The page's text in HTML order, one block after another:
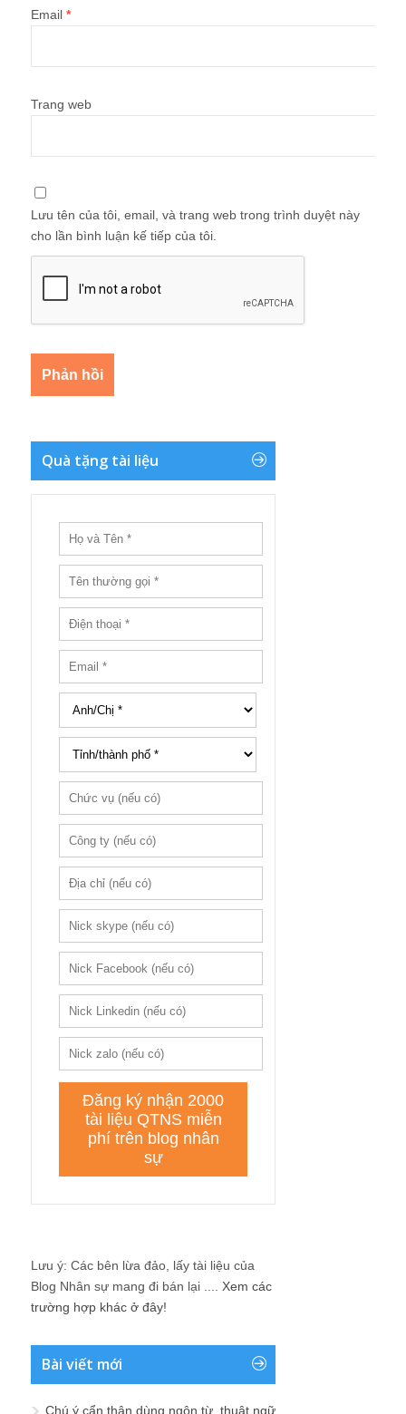
Email *
Trang web
Lưu tên của tôi, email, và trang web trong trình duyệt này
cho lần bình luận kế tiếp của tôi.
Quà tặng tài liệu
Lưu ý: Các bên lừa đảo, lấy tài liệu của
Blog Nhân sự mang đi bán lại .... Xem các
trường hợp khác ở đây!
Bài viết mới
Chú ý cẩn thận dùng ngôn từ, thuật ngữ